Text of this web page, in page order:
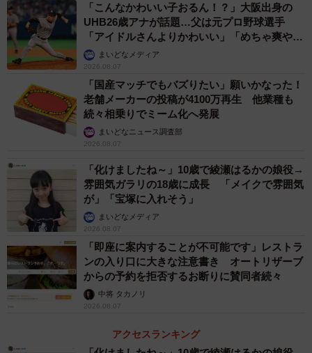
「こんなかわいい子おるん！？」大阪出身の
UHB26歳アナが話題…父は元プロ野球選手
「アイドルさんよりかわいい」「めちゃ爽や
か」まいどなメディア
2026.08.07
「国産マッチでもバズりたい」願いかなった！
老舗メーカーの投稿が4100万再生 他業種も
続々相乗りでミーム化へ発展
まいどなニュース調査部
2026.08.07
「化けましたね～」10歳で綾瀬はるかの娘役→
雰囲気ガラリの18歳に成長 「メイクで雰囲気
が」「宝塚に入れそう」
まいどなメディア
2026.08.07
「即座に案内することが不可能です」レストラ
ンの入り口に大きな注意書き オートリザーブ
からの予約を拒否するお断りに賛同者続々
中将 タカノリ
2026.08.07
アクセスランキング